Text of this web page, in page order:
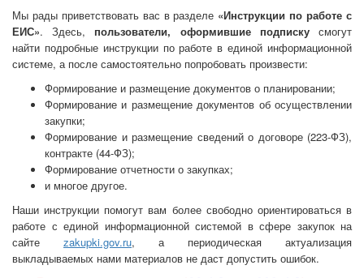
Мы рады приветствовать вас в разделе «Инструкции по работе с
ЕИС». Здесь, пользователи, оформившие подпискусмогут
найти подробные инструкции по работе в единой информационной
системе, а после самостоятельно попробовать произвести:
Формирование и размещение документов о планировании;
Формирование и размещение документов об осуществлении
закупки;
Формирование и размещение сведений о договоре (223-ФЗ),
контракте (44-ФЗ);
Формирование отчетности о закупках;
и многое другое.
Наши инструкции помогут вам более свободно ориентироваться в
работе с единой информационной системой в сфере закупок на
сайте zakupki.gov.ru, а периодическая актуализация
выкладываемых нами материалов не даст допустить ошибок.